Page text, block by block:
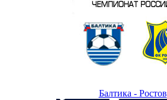
Балтика - Ростов